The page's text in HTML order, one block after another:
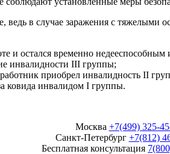
в случае заражения с тяжелыми
и остался временно недееспособным
инвалидности III группы;
приобрел инвалидность II
ковида инвалидом I группы.
Москва +7(499) 325-
Санкт-Петербург +7(812)
Бесплатная консультация